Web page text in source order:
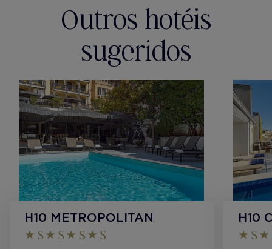
Outros hotéis
sugeridos
H10 METROPOLITAN H10